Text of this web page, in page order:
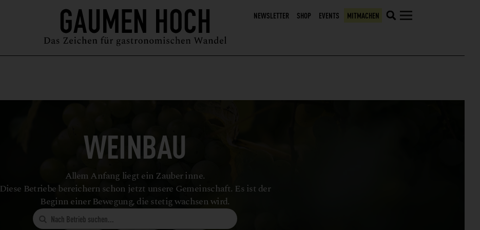
NEWSLETTER SHOP EVENTS MITMACHEN
MAGAZIN GUIDE PODCAST ÜBER UNS SYMPOSIUM
WEINBAU
Allem Anfang liegt ein Zauber inne.
Diese Betriebe bereichern schon jetzt unsere Gemeinschaft. Es ist der
Beginn einer Bewegung, die stetig wachsen wird.
